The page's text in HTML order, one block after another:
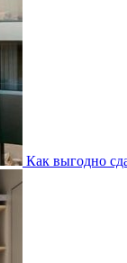
Как выгодно